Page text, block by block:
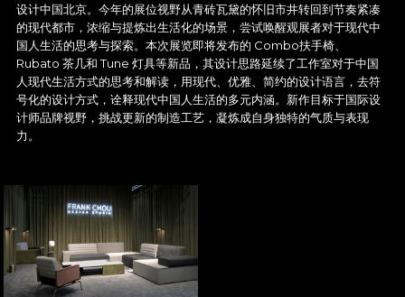
RECTANGLE 系列
ENSEMBLE
DIALOGUE
购买
其他
项目案例
展览设计
策展
最新资讯
媒体报道
加入我们
EN
设计中国北京。今年的展位视野从青砖瓦黛的怀旧市井转回到节奏紧凑
的现代都市，浓缩与提炼出生活化的场景，尝试唤醒观展者对于现代中
国人生活的思考与探索。本次展览即将发布的 Combo扶手椅、
Rubato 茶几和 Tune 灯具等新品，其设计思路延续了工作室对于中国
人现代生活方式的思考和解读，用现代、优雅、简约的设计语言，去符
号化的设计方式，诠释现代中国人生活的多元内涵。新作目标于国际设
计师品牌视野，挑战更新的制造工艺，凝炼成自身独特的气质与表现
力。